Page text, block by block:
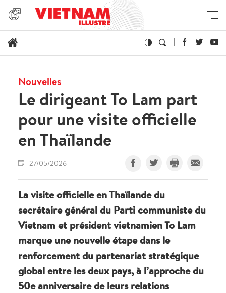
Nouvelles
Le dirigeant To Lam part
pour une visite officielle
en Thaïlande
27/05/2026
La visite officielle en Thaïlande du
secrétaire général du Parti communiste du
Vietnam et président vietnamien To Lam
marque une nouvelle étape dans le
renforcement du partenariat stratégique
global entre les deux pays, à l’approche du
50e anniversaire de leurs relations